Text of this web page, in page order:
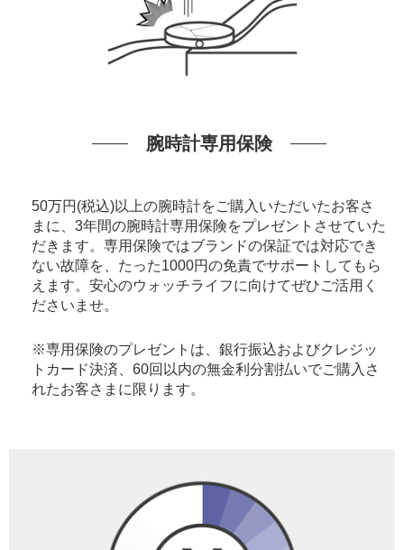
腕時計専用保険
50万円(税込)以上の腕時計をご購入いただいたお客さ
まに、3年間の腕時計専用保険をプレゼントさせていた
だきます。専用保険ではブランドの保証では対応でき
ない故障を、たった1000円の免責でサポートしてもら
えます。安心のウォッチライフに向けてぜひご活用く
ださいませ。
※専用保険のプレゼントは、銀行振込およびクレジッ
トカード決済、60回以内の無金利分割払いでご購入さ
れたお客さまに限ります。